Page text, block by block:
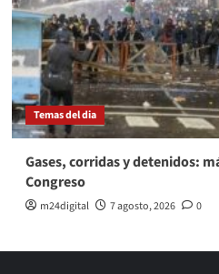
Temas del dia
Gases, corridas y detenidos:
Congreso
m24digital 7 agosto, 2026 0